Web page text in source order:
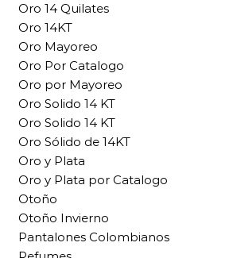
Oro 14 Quilates
Oro 14KT
Oro Mayoreo
Oro Por Catalogo
Oro por Mayoreo
Oro Solido 14 KT
Oro Solido 14 KT
Oro Sólido de 14KT
Oro y Plata
Oro y Plata por Catalogo
Otoño
Otoño Invierno
Pantalones Colombianos